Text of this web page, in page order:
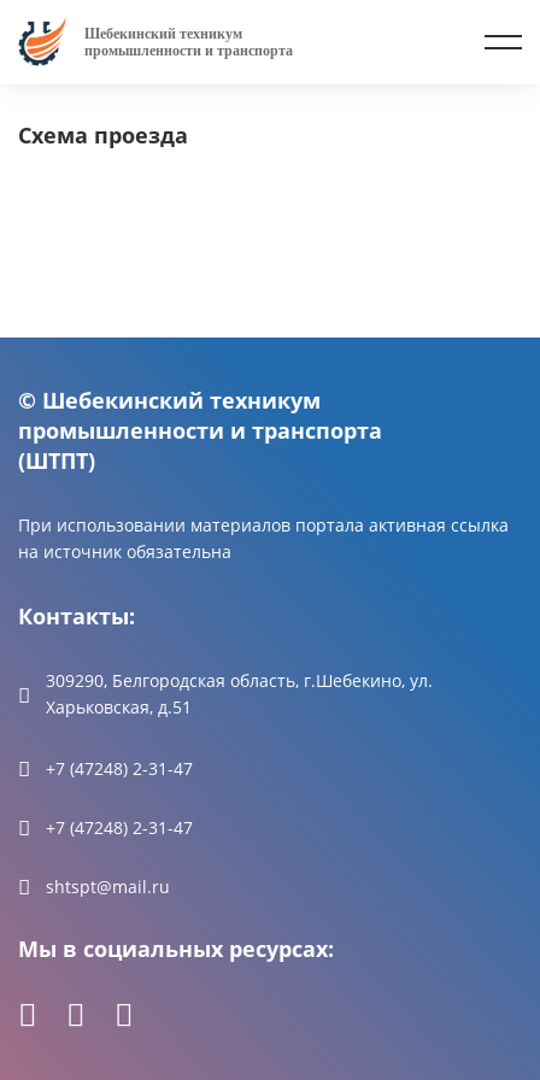
Шебекинский техникум
промышленности и транспорта
Схема проезда
© Шебекинский техникум
промышленности и транспорта
(ШТПТ)
При использовании материалов портала активная ссылка
на источник обязательна
Контакты:
309290, Белгородская область, г.Шебекино, ул.
Харьковская, д.51
+7 (47248) 2-31-47
+7 (47248) 2-31-47
shtspt@mail.ru
Мы в социальных ресурсах: